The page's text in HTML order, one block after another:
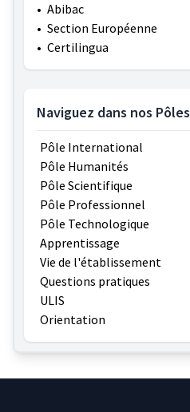
• Abibac
• Section Européenne
• Certilingua
Naviguez dans nos Pôles
Pôle International
Pôle Humanités
Pôle Scientifique
Pôle Professionnel
Pôle Technologique
Apprentissage
Vie de l'établissement
Questions pratiques
ULIS
Orientation